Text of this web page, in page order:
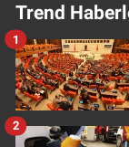
Trend
1
2